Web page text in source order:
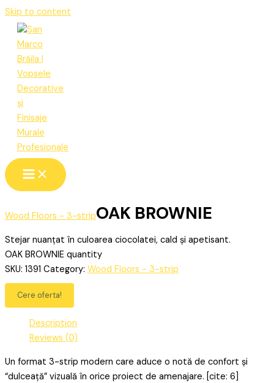
Skip to content
Wood Floors - 3-stripOAK BROWNIE
Stejar nuanțat în culoarea ciocolatei, cald și apetisant.
OAK BROWNIE quantity
SKU: 1391 Category: Wood Floors - 3-strip
Cere oferta!
Description
Reviews (0)
Un format 3-strip modern care aduce o notă de confort și
“dulceață” vizuală în orice proiect de amenajare. [cite: 6]